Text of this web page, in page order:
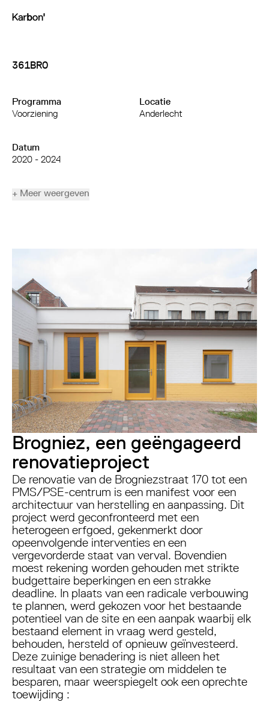
361BRO
Programma
Voorziening
Locatie
Anderlecht
Datum
2020 - 2024
+ Meer weergeven
Brogniez, een geëngageerd
renovatieproject
De renovatie van de Brogniezstraat 170 tot een
PMS/PSE-centrum is een manifest voor een
architectuur van herstelling en aanpassing. Dit
project werd geconfronteerd met een
heterogeen erfgoed, gekenmerkt door
opeenvolgende interventies en een
vergevorderde staat van verval. Bovendien
moest rekening worden gehouden met strikte
budgettaire beperkingen en een strakke
deadline. In plaats van een radicale verbouwing
te plannen, werd gekozen voor het bestaande
potentieel van de site en een aanpak waarbij elk
bestaand element in vraag werd gesteld,
behouden, hersteld of opnieuw geïnvesteerd.
Deze zuinige benadering is niet alleen het
resultaat van een strategie om middelen te
besparen, maar weerspiegelt ook een oprechte
toewijding :